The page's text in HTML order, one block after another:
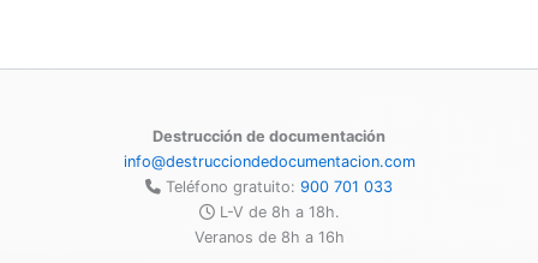
Destrucción de documentación
info@destrucciondedocumentacion.com
Teléfono gratuito: 900 701 033
L-V de 8h a 18h.
Veranos de 8h a 16h